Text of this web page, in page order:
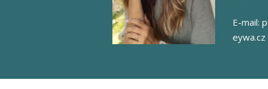
E-mail:
eywa.cz